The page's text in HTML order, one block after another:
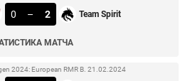
0 – 2 Team Spirit
МАТЧА
2024: European RMR B. 21.02.2024